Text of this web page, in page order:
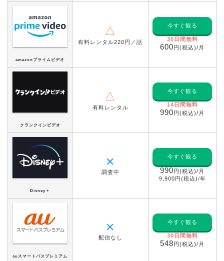
amazonプライムビデオ
△
有料レンタル220円／話
今すぐ観る
30日間無料
600円(税込)/月
クランクインビデオ
△
有料レンタル
今すぐ観る
14日間無料
990円(税込)/月
Disney＋
✕
調査中
今すぐ観る
990円(税込)/月
9,900円(税込)/年
auスマートパスプレミアム
✕
配信なし
今すぐ観る
30日間無料
548円(税込)/月